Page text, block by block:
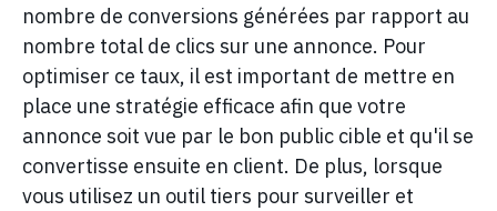
nombre de conversions générées par rapport au
nombre total de clics sur une annonce. Pour
optimiser ce taux, il est important de mettre en
place une stratégie efficace afin que votre
annonce soit vue par le bon public cible et qu'il se
convertisse ensuite en client. De plus, lorsque
vous utilisez un outil tiers pour surveiller et